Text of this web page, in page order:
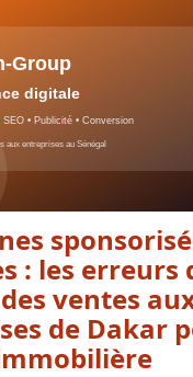
: les erreurs
ventes
de Dakar